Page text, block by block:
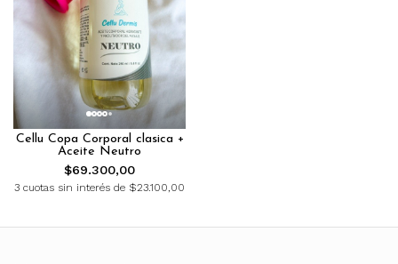
Cellu Copa Corporal clasica +
Aceite Neutro
$69.300,00
3 cuotas sin interés de $23.100,00